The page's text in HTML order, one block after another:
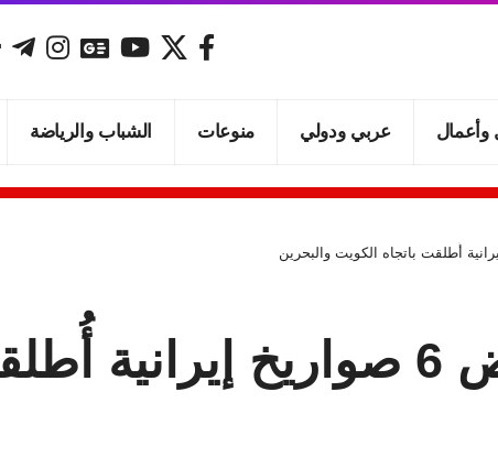
وأعمال عربي ودولي منوعات الشباب والرياضة
الجيش الأميركي: اعتراض 6